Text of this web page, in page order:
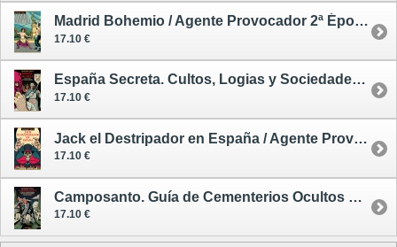
Madrid Bohemio / Agente Provocador 2ª Época 1
17.10 €
España Secreta. Cultos, Logias y Sociedades Secretas de la España Tenebrosa / Agente Provocador 2ª Época 4
17.10 €
Jack el Destripador en España / Agente Provocador 2ª Época 2
17.10 €
Camposanto. Guía de Cementerios Ocultos de Madrid y Barcelona / Agente Provocador 2ª Época 3
17.10 €